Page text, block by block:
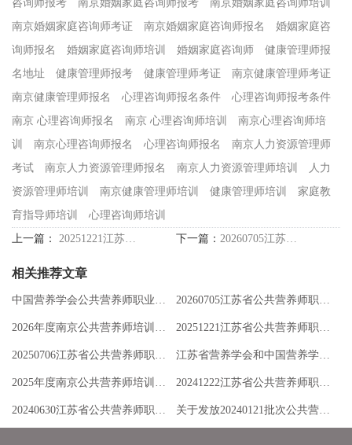
咨询师报考
南京婚姻家庭咨询师报考
南京婚姻家庭咨询师培训
南京婚姻家庭咨询师考证
南京婚姻家庭咨询师报名
婚姻家庭咨
询师报名
婚姻家庭咨询师培训 婚姻家庭咨询师
健康管理师报
名地址
健康管理师报考 健康管理师考证
南京健康管理师考证
南京健康管理师报名
心理咨询师报名条件
心理咨询师报考条件
南京 心理咨询师报名
南京 心理咨询师培训
南京心理咨询师培
训
南京心理咨询师报名 心理咨询师报名
南京人力资源管理师
考试
南京人力资源管理师报名 南京人力资源管理师培训
人力
资源管理师培训
南京健康管理师培训 健康管理师培训
家庭教
育指导师培训
心理咨询师培训
上一篇：
下一篇：
相关推荐文章